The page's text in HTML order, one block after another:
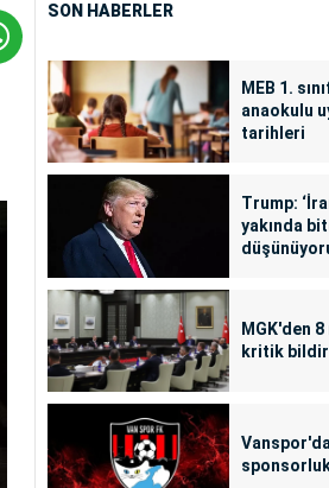
SON HABERLER
MEB 1.
anaokulu
tarihleri
Trump:
yakında
MGK'den
kritik